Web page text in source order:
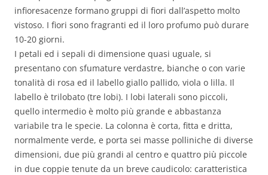
infioresacenze formano gruppi di fiori dall’aspetto molto
vistoso. I fiori sono fragranti ed il loro profumo può durare
10-20 giorni.
I petali ed i sepali di dimensione quasi uguale, si
presentano con sfumature verdastre, bianche o con varie
tonalità di rosa ed il labello giallo pallido, viola o lilla. Il
labello è trilobato (tre lobi). I lobi laterali sono piccoli,
quello intermedio è molto più grande e abbastanza
variabile tra le specie. La colonna è corta, fitta e dritta,
normalmente verde, e porta sei masse polliniche di diverse
dimensioni, due più grandi al centro e quattro più piccole
in due coppie tenute da un breve caudicolo: caratteristica